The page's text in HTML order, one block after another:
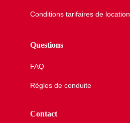
Conditions tarifaires de location
Questions
FAQ
Règles de conduite
Contact